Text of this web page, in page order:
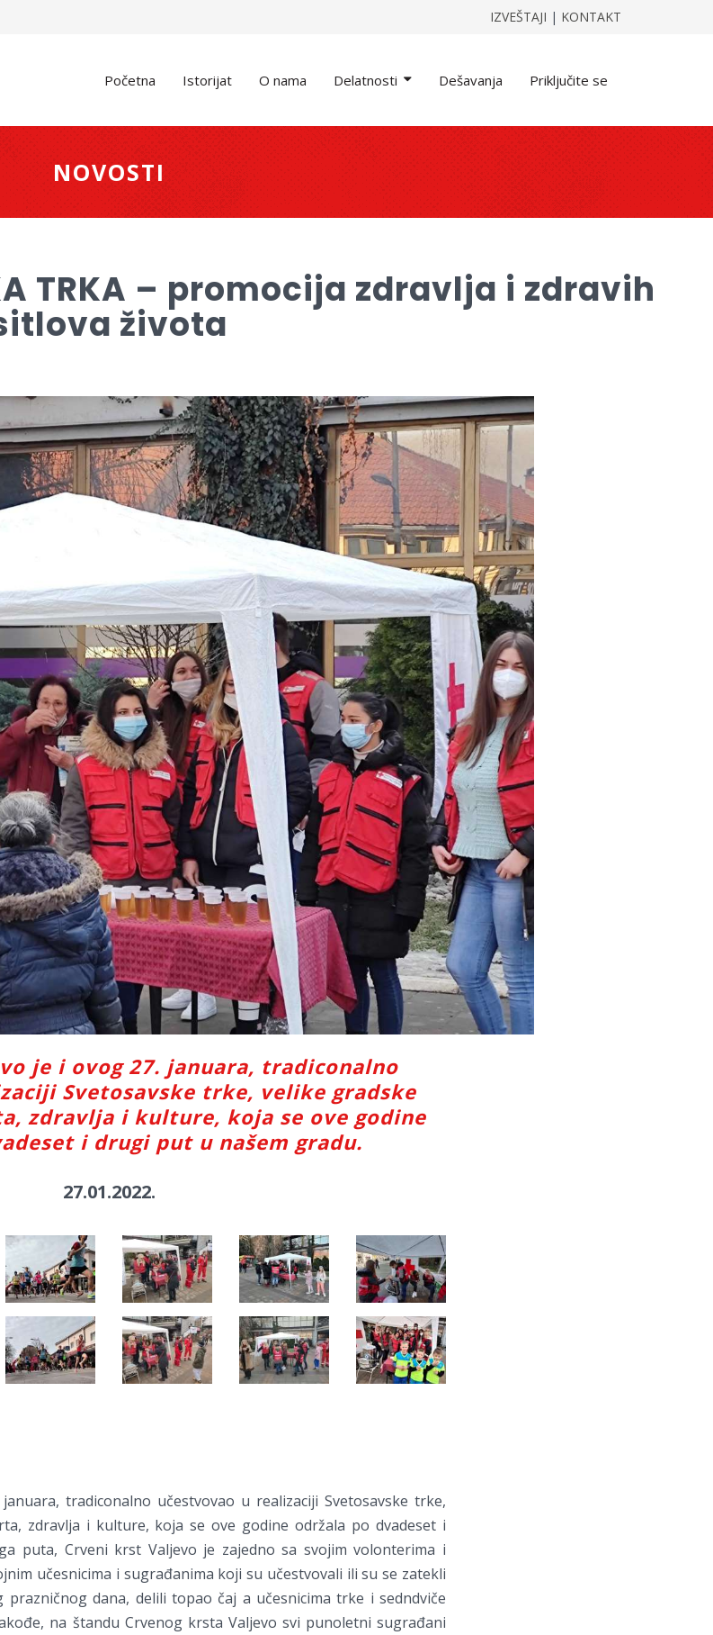
IZVEŠTAJI | KONTAKT
Početna Istorijat O nama Delatnosti Dešavanja Priključite se
NOVOSTI
TRKA – promocija zdravlja i zdravih
života
je i ovog 27. januara, tradiconalno
Svetosavske trke, velike gradske
zdravlja i kulture, koja se ove godine
i drugi put u našem gradu.
27.01.2022.
tradiconalno učestvovao u realizaciji Svetosavske trke,
zdravlja i kulture, koja se ove godine održala po dvadeset i
puta, Crveni krst Valjevo je zajedno sa svojim volonterima i
učesnicima i sugrađanima koji su učestvovali ili su se zatekli
dana, delili topao čaj a učesnicima trke i sedndviče
na štandu Crvenog krsta Valjevo svi punoletni sugrađani